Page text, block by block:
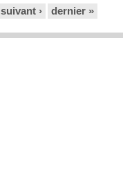
suivant › dernier »